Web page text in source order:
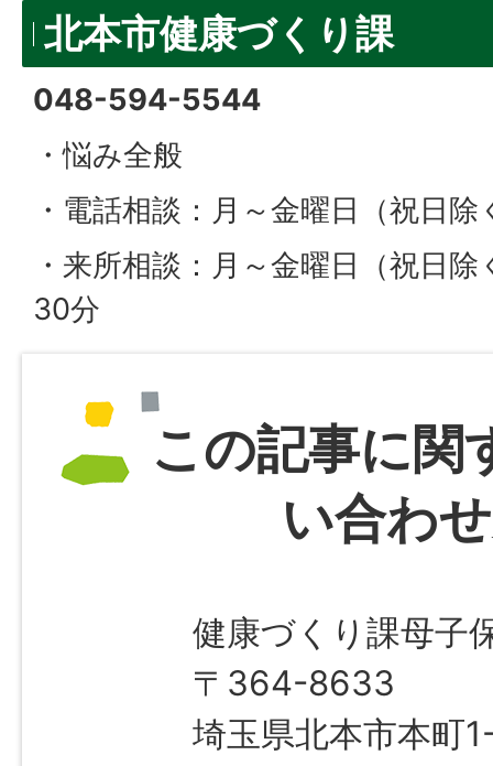
北本市健康づくり課
048-594-5544
・悩み全般
・電話相談：月～金曜日（祝日
・来所相談：月～金曜日（祝日
30分
この記事に関
い合わ
健康づくり課母子
〒364-8633
埼玉県北本市本町